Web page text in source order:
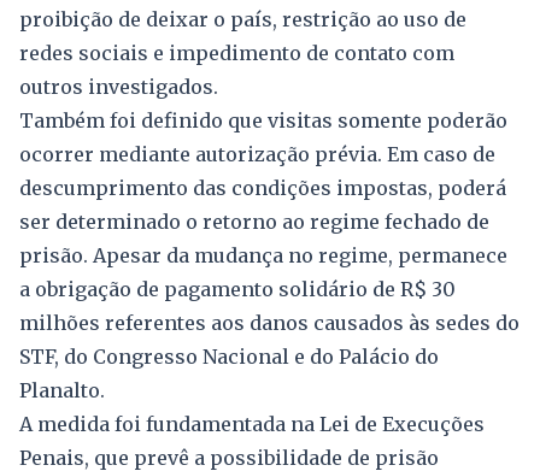
proibição de deixar o país, restrição ao uso de
redes sociais e impedimento de contato com
outros investigados.
Também foi definido que visitas somente poderão
ocorrer mediante autorização prévia. Em caso de
descumprimento das condições impostas, poderá
ser determinado o retorno ao regime fechado de
prisão. Apesar da mudança no regime, permanece
a obrigação de pagamento solidário de R$ 30
milhões referentes aos danos causados às sedes do
STF, do Congresso Nacional e do Palácio do
Planalto.
A medida foi fundamentada na Lei de Execuções
Penais, que prevê a possibilidade de prisão